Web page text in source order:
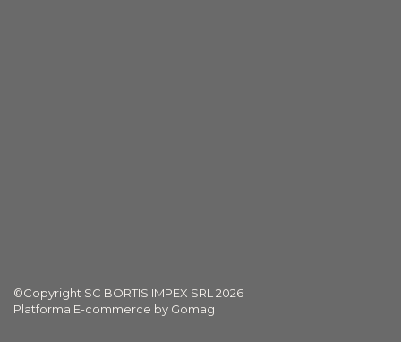
Chiuvete bucatarie
©Copyright SC BORTIS IMPEX SRL 2026
Platforma E-commerce by Gomag